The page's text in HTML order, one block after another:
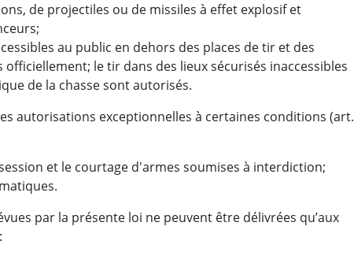
de projectiles ou de missiles à effet explosif et
au public en dehors des places de tir et des
le tir dans des lieux sécurisés inaccessibles
de la chasse sont autorisés.
autorisations exceptionnelles à certaines conditions (art.
et le courtage d'armes soumises à interdiction;
par la présente loi ne peuvent être délivrées qu’aux